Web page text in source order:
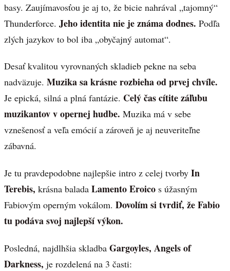
basy. Zaujímavosťou je aj to, že bicie nahrával „tajomný“
Thunderforce. Jeho identita nie je známa dodnes. Podľa
zlých jazykov to bol iba „obyčajný automat“.
Desať kvalitou vyrovnaných skladieb pekne na seba
nadväzuje. Muzika sa krásne rozbieha od prvej chvíle.
Je epická, silná a plná fantázie. Celý čas cítite záľubu
muzikantov v opernej hudbe. Muzika má v sebe
vznešenosť a veľa emócií a zároveň je aj neuveriteľne
zábavná.
Je tu pravdepodobne najlepšie intro z celej tvorby In
Terebis, krásna balada Lamento Eroico s úžasným
Fabiovým operným vokálom. Dovolím si tvrdiť, že Fabio
tu podáva svoj najlepší výkon.
Posledná, najdlhšia skladba Gargoyles, Angels of
Darkness, je rozdelená na 3 časti: